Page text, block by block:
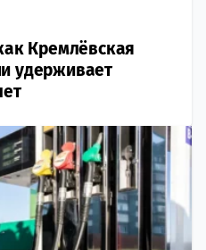
Кремлёвская
удерживает